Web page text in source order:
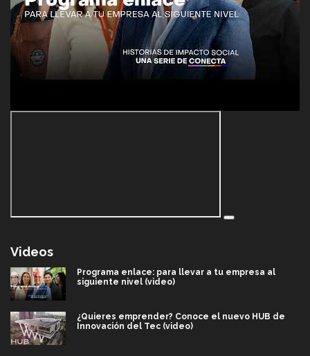
Videos
Programa enlace: para llevar a tu empresa al
siguiente nivel (video)
¿Quieres emprender? Conoce el nuevo HUB de
Innovación del Tec (video)